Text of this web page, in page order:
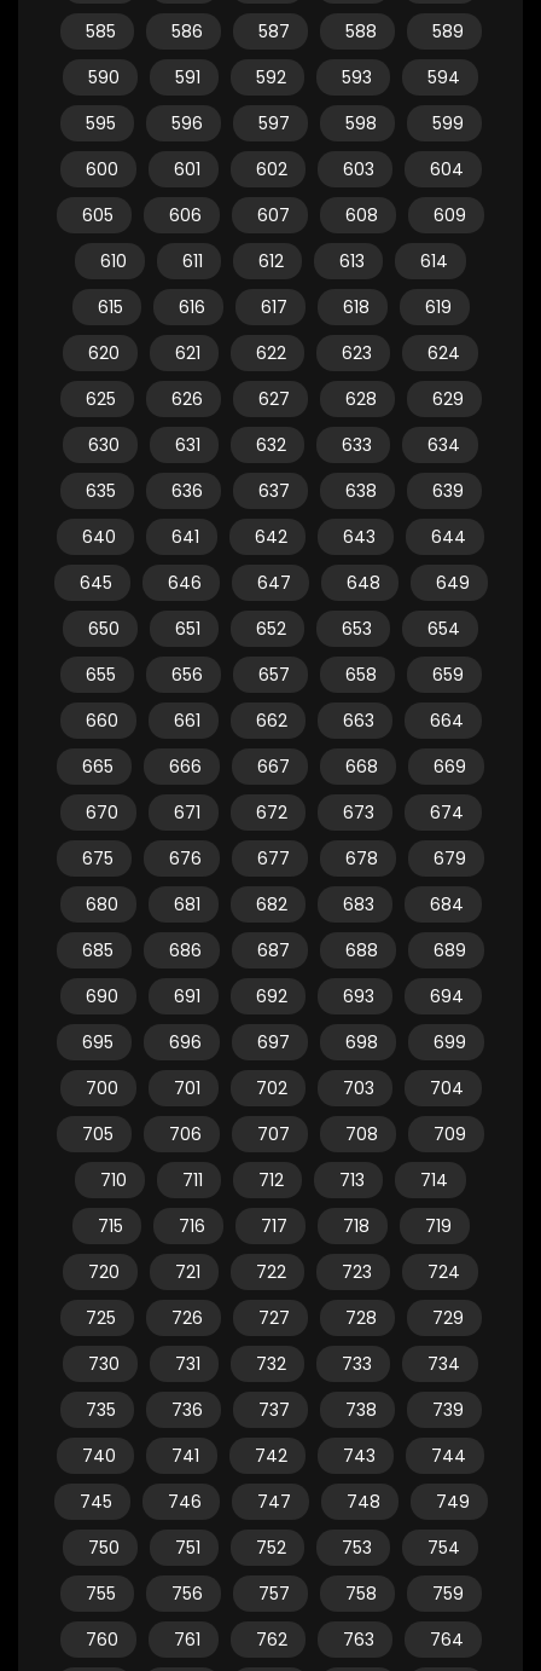
585
586 587 588
589
590
591 592 593
594
595
596 597 598
599
600
601 602 603
604
605
606 607 608
609
610
611 612 613
614
615
616 617 618
619
620
621 622 623
624
625
626 627 628
629
630
631 632 633
634
635
636 637 638
639
640
641 642 643
644
645
646 647 648
649
650
651 652 653
654
655
656 657 658
659
660
661 662 663
664
665
666 667 668
669
670
671 672 673
674
675
676 677 678
679
680
681 682 683
684
685
686 687 688
689
690
691 692 693
694
695
696 697 698
699
700
701 702 703
704
705
706 707 708
709
710
711 712 713
714
715
716 717 718
719
720
721 722 723
724
725
726 727 728
729
730
731 732 733
734
735
736 737 738
739
740
741 742 743
744
745
746 747 748
749
750
751 752 753
754
755
756 757 758
759
760
761 762 763
764